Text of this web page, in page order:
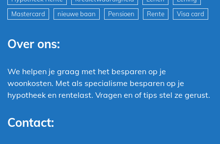
Mastercard
nieuwe baan Pensioen Rente Visa card
Over ons:
We helpen je graag met het besparen op je
woonkosten. Met als specialisme besparen op je
hypotheek en rentelast. Vragen en of tips stel ze gerust.
Contact: